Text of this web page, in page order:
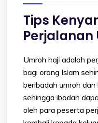
Tips
Perjalanan
Umroh haji adalah
bagi orang Islam
beribadah umroh
sehingga ibadah
oleh para peserta